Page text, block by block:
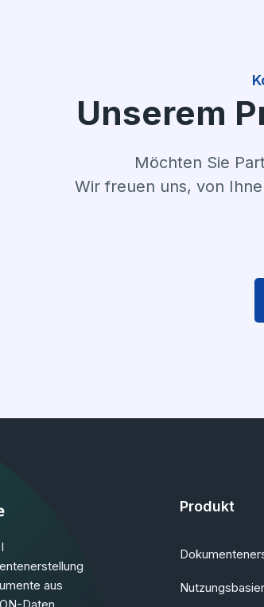
Unserem
Möchten Sie
Wir freuen uns, von
aus
Produkt